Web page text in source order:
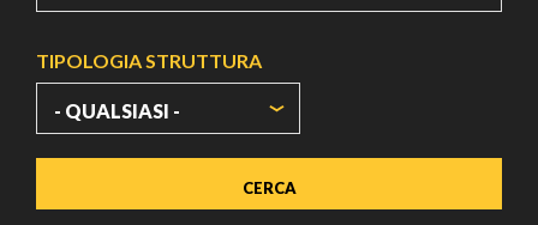
TIPOLOGIA STRUTTURA